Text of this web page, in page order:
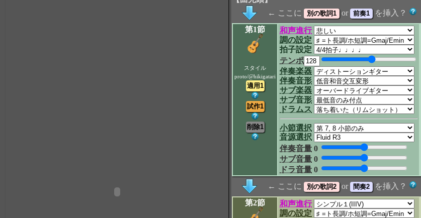
← ここに
or
を挿入？
第1節
スタイル
proto/@hikigatari
和声進行
調の設定
拍子設定
テンポ
伴奏楽器
伴奏音形
サブ楽器
サブ音形
ドラムス
小節選択
音源選択
伴奏音量 0
サブ音量 0
ドラ音量 0
← ここに or
を挿入？
第2節
和声進行
調の設定